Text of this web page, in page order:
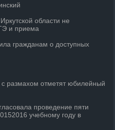
области не
и приема
гражданам о доступных
с размахом отметят юбилейный
проведение пяти
учебному году в